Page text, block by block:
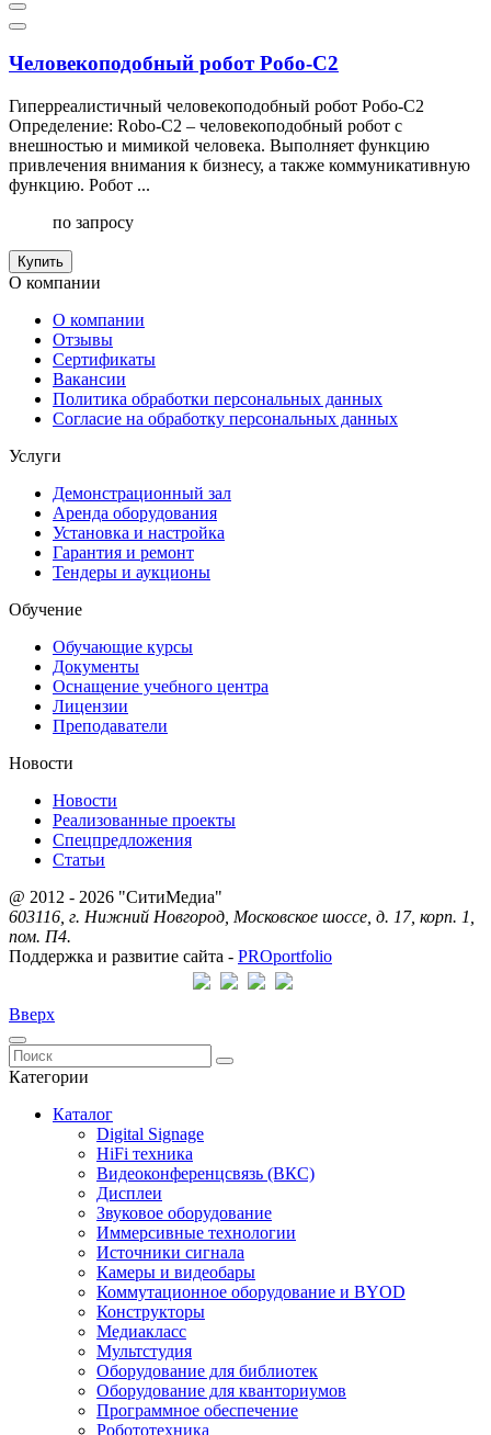
Человекоподобный робот Робо-С2
Гиперреалистичный человекоподобный робот Робо-С2
Определение: Robo-C2 – человекоподобный робот с
внешностью и мимикой человека. Выполняет функцию
привлечения внимания к бизнесу, а также коммуникативную
функцию. Робот ...
по запросу
Купить
О компании
О компании
Отзывы
Сертификаты
Вакансии
Политика обработки персональных данных
Согласие на обработку персональных данных
Услуги
Демонстрационный зал
Аренда оборудования
Установка и настройка
Гарантия и ремонт
Тендеры и аукционы
Обучение
Обучающие курсы
Документы
Оснащение учебного центра
Лицензии
Преподаватели
Новости
Новости
Реализованные проекты
Спецпредложения
Статьи
@ 2012 - 2026 "СитиМедиа"
603116, г. Нижний Новгород, Московское шоссе, д. 17, корп. 1,
пом. П4.
Поддержка и развитие сайта - PROportfolio
Вверх
Категории
Каталог
Digital Signage
HiFi техника
Видеоконференцсвязь (ВКС)
Дисплеи
Звуковое оборудование
Иммерсивные технологии
Источники сигнала
Камеры и видеобары
Коммутационное оборудование и BYOD
Конструкторы
Медиакласс
Мультстудия
Оборудование для библиотек
Оборудование для кванториумов
Программное обеспечение
Робототехника